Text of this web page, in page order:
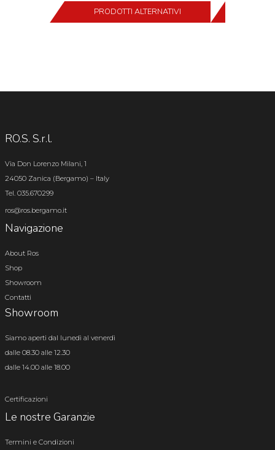
PRODOTTI ALTERNATIVI
RO.S. S.r.l.
Via Don Lorenzo Milani, 1
24050 Zanica (Bergamo) – Italy
Tel. 035.670299
ros@ros.bergamo.it
Navigazione
About Ros
Shop
Showroom
Contatti
Showroom
Siamo aperti dal lunedì al venerdì
dalle 08.30 alle 12.30
dalle 14.00 alle 18.00
Certificazioni
Le nostre Garanzie
Termini e Condizioni